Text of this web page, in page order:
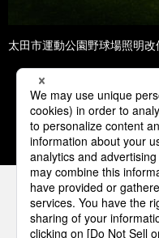
太田市運動公園野球場照明
1 2
パナソニックの